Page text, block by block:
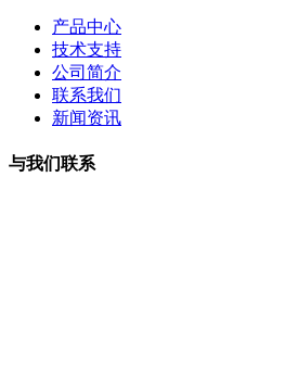
产品中心
技术支持
公司简介
联系我们
新闻资讯
与我们联系